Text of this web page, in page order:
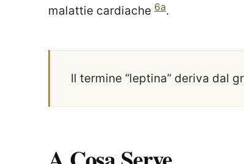
malattie cardiache 6a.
Il termine “leptina” deriva dal